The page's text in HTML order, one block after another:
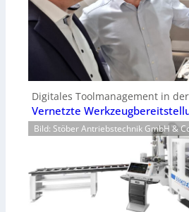
Digitales Toolmanagement in
Vernetzte
Bild: Stöber Antriebstechnik GmbH &